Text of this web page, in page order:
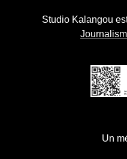
Studio Kalangou
Un